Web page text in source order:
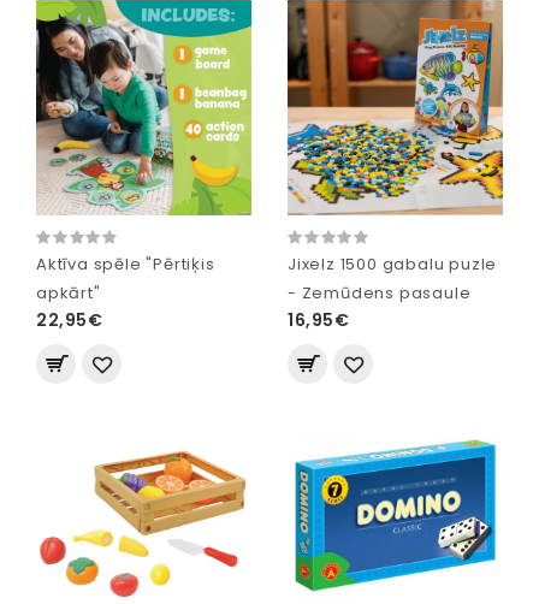
Aktīva spēle "Pērtiķis
apkārt"
22,95€
Jixelz 1500 gabalu puzle
- Zemūdens pasaule
16,95€